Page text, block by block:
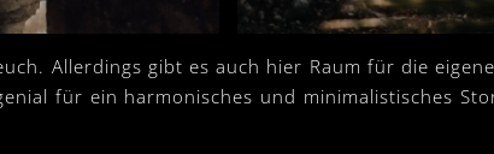
Allerdings gibt es auch hier Raum für die
für ein harmonisches und minimalistisches